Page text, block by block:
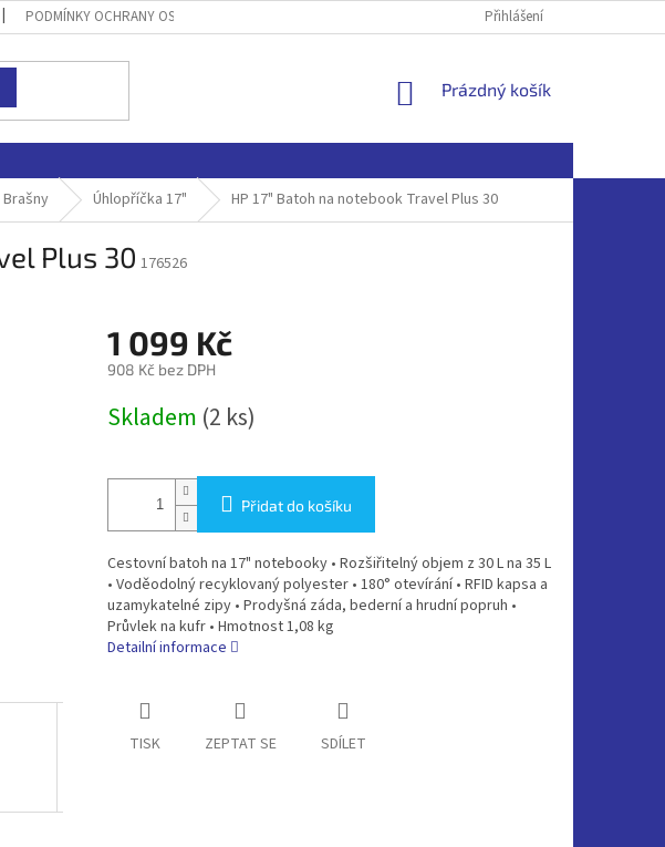
PODMÍNKY OCHRANY OSOBNÍCH ÚDAJŮ Přihlášení
NÁKUPNÍ
Prázdný košík
Brašny Úhlopříčka 17" HP 17" Batoh na notebook Travel Plus 30
Plus 30 176526
1 099 Kč
908 Kč bez DPH
cena:
Skladem (2 ks)
Přidat do košíku
Cestovní batoh na 17" notebooky • Rozšiřitelný objem z 30 L na 35 L
• Voděodolný recyklovaný polyester • 180° otevírání • RFID kapsa a
uzamykatelné zipy • Prodyšná záda, bederní a hrudní popruh •
Průvlek na kufr • Hmotnost 1,08 kg
Detailní informace
TISK ZEPTAT SE SDÍLET